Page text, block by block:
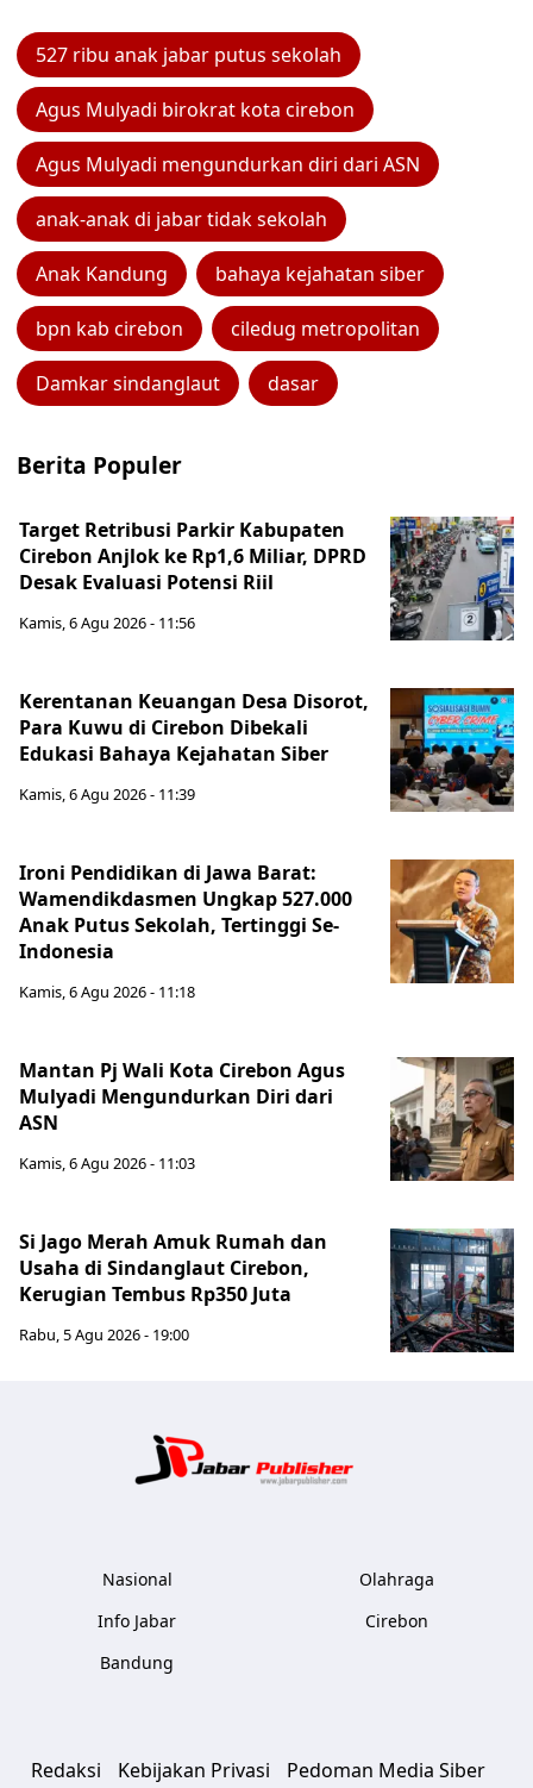
527 ribu anak jabar putus sekolah
Agus Mulyadi birokrat kota cirebon
Agus Mulyadi mengundurkan diri dari ASN
anak-anak di jabar tidak sekolah
Anak Kandung bahaya kejahatan siber
bpn kab cirebon ciledug metropolitan
Damkar sindanglaut dasar
Berita Populer
Target Retribusi Parkir Kabupaten
Cirebon Anjlok ke Rp1,6 Miliar, DPRD
Desak Evaluasi Potensi Riil
Kamis, 6 Agu 2026 - 11:56
Kerentanan Keuangan Desa Disorot,
Para Kuwu di Cirebon Dibekali
Edukasi Bahaya Kejahatan Siber
Kamis, 6 Agu 2026 - 11:39
Ironi Pendidikan di Jawa Barat:
Wamendikdasmen Ungkap 527.000
Anak Putus Sekolah, Tertinggi Se-
Indonesia
Kamis, 6 Agu 2026 - 11:18
Mantan Pj Wali Kota Cirebon Agus
Mulyadi Mengundurkan Diri dari
ASN
Kamis, 6 Agu 2026 - 11:03
Si Jago Merah Amuk Rumah dan
Usaha di Sindanglaut Cirebon,
Kerugian Tembus Rp350 Juta
Rabu, 5 Agu 2026 - 19:00
Nasional
Info Jabar
Bandung
Olahraga
Cirebon
Redaksi Kebijakan Privasi Pedoman Media Siber